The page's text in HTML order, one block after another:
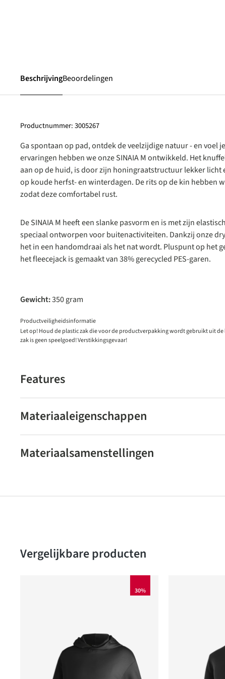
BeschrijvingBeoordelingen
Productnummer:3005267
Ga spontaan op pad, ontdek de veelzijdige natuur - en voel
ervaringen hebben we onze SINAIA M ontwikkeld. Het
aan op de huid, is door zijn honingraatstructuur lekker licht
op koude herfst- en winterdagen. De rits op de kin hebben
zodat deze comfortabel rust.
De SINAIA M heeft een slanke pasvorm en is met zijn
speciaal ontworpen voor buitenactiviteiten. Dankzij onze
het in een handomdraai als het nat wordt. Pluspunt op het
het fleecejack is gemaakt van 38% gerecycled PES-garen.
Gewicht:350 gram
Productveiligheidsinformatie
Let op! Houd de plastic zak die voor de productverpakking wordt gebruikt uit
zak is geen speelgoed! Verstikkingsgevaar!
Features
Materiaaleigenschappen
Materiaalsamenstellingen
Produktgalerie überspringen
Vergelijkbare producten
30%